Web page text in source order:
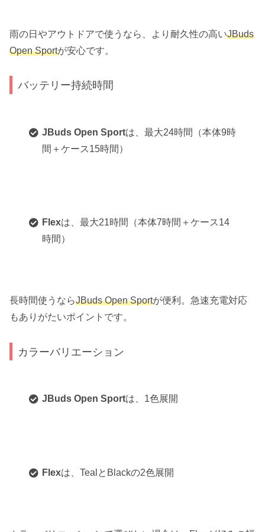
雨の日やアウトドアで使うなら、より耐久性の高いJBuds
Open Sportが安心です。
バッテリー持続時間
JBuds Open Sportは、最大24時間（本体9時
間＋ケース15時間）
Flexは、最大21時間（本体7時間＋ケース14
時間）
長時間使うならJBuds Open Sportが便利。急速充電対応
もありがたいポイントです。
カラーバリエーション
JBuds Open Sportは、1色展開
Flexは、TealとBlackの2色展開